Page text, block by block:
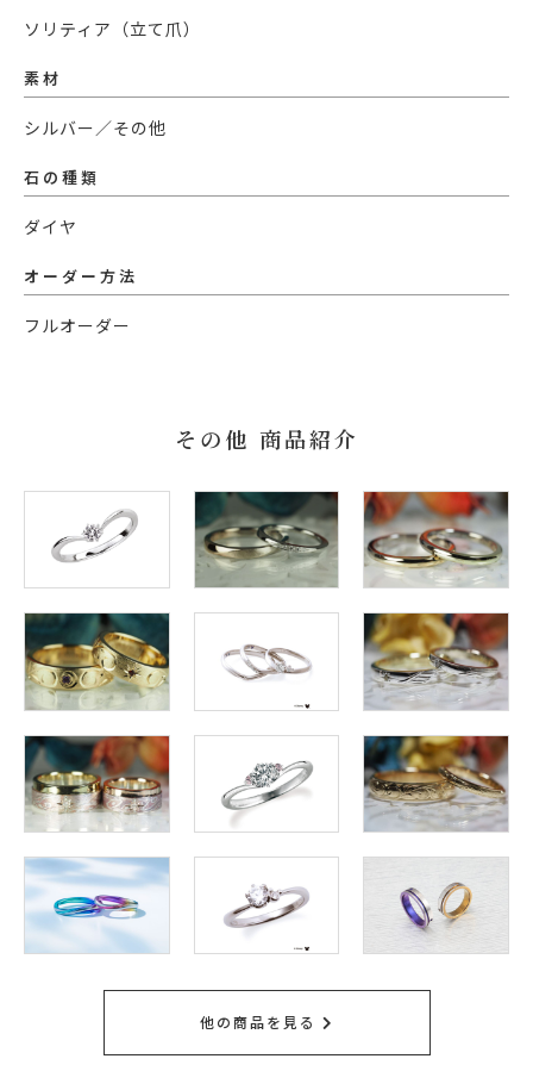
ソリティア（立て爪）
素材
シルバー／その他
石の種類
ダイヤ
オーダー方法
フルオーダー
その他 商品紹介
他の商品を見る